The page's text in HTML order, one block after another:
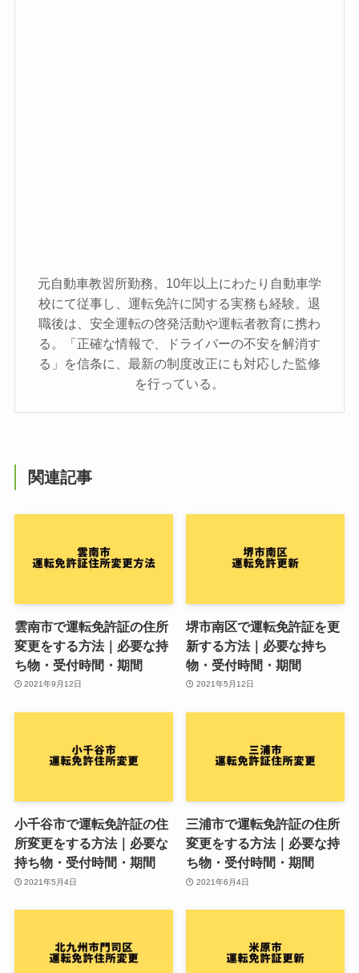
元自動車教習所勤務。10年以上にわたり自動車学
校にて従事し、運転免許に関する実務も経験。退
職後は、安全運転の啓発活動や運転者教育に携わ
る。「正確な情報で、ドライバーの不安を解消す
る」を信条に、最新の制度改正にも対応した監修
を行っている。
関連記事
雲南市で運転免許証の住所
変更をする方法｜必要な持
ち物・受付時間・期間
2021年9月12日
堺市南区で運転免許証を更
新する方法｜必要な持ち
物・受付時間・期間
2021年5月12日
小千谷市で運転免許証の住
所変更をする方法｜必要な
持ち物・受付時間・期間
2021年5月4日
三浦市で運転免許証の住所
変更をする方法｜必要な持
ち物・受付時間・期間
2021年6月4日